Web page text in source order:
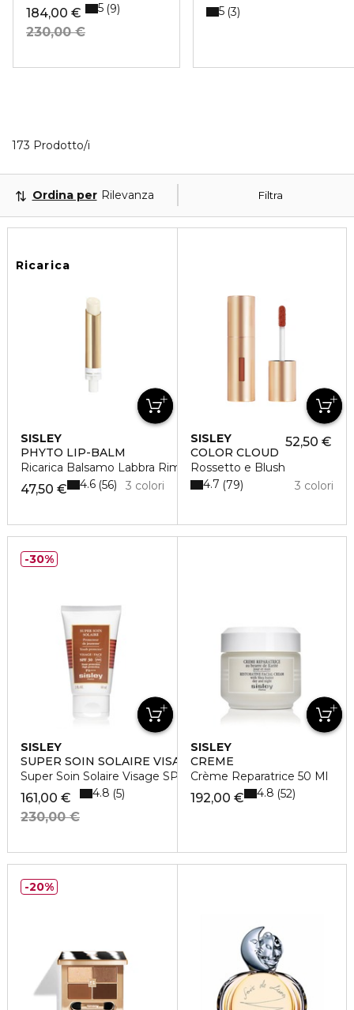
184,00 €
230,00 €
5 9 5 3
173 Prodotto/i
Filtra
Ordina per Rilevanza
Ricarica
SISLEY
PHYTO LIP-BALM
Ricarica Balsamo Labbra Rimpolpante
47,50 € 3 colori
4.6 56
SISLEY
COLOR CLOUD
Rossetto e Blush
52,50 €
3 colori
4.7 79
SISLEY
SUPER SOIN SOLAIRE VISAGE SPF 30
Super Soin Solaire Visage SPF 30
161,00 €
230,00 €
4.8 5
30%
SISLEY
CREME
Crème Reparatrice 50 Ml
192,00 € 4.8 52
20%